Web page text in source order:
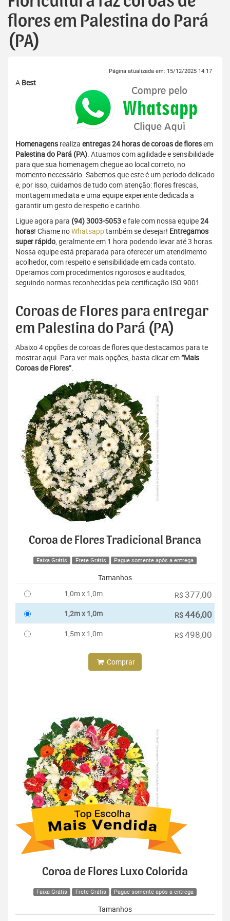
flores em Palestina do Pará
(PA)
Página atualizada em: 15/12/2025 14:17
A Best
Homenagens realiza entregas 24 horas de coroas de floresem
Palestina do Pará (PA). Atuamos com agilidade e sensibilidade
para que sua homenagem chegue ao local correto, no
momento necessário. Sabemos que este é um período delicado
e, por isso, cuidamos de tudo com atenção: flores frescas,
montagem imediata e uma equipe experiente dedicada a
garantir um gesto de respeito e carinho.
Ligue agora para (94) 3003-5053e fale com nossa equipe24
horas! Chame noWhatsapptambém se desejar! Entregamos
super rápido, geralmente em 1 hora podendo levar até 3 horas.
Nossa equipe está preparada para oferecer um atendimento
acolhedor, com respeito e sensibilidade em cada contato.
Operamos com procedimentos rigorosos e auditados,
seguindo normas reconhecidas pela certificação ISO 9001.
Coroas de Flores para entregar
em Palestina do Pará (PA)
Abaixo 4 opções de coroas de flores que destacamos para te
mostrar aqui. Para ver mais opções, basta clicar em“Mais
Coroas de Flores”.
Coroa de Flores Tradicional Branca
Faixa Grátis Frete Grátis Pague somente após a entrega
Tamanhos
1,0m x 1,0m
R$ 377,00
1,2m x 1,0m R$446,00
1,5m x 1,0m R$ 498,00
Comprar
Coroa de Flores Luxo Colorida
Faixa Grátis Frete Grátis Pague somente após a entrega
Tamanhos